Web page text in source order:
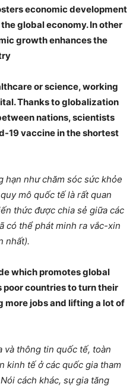
economic development
global economy. In other
growth enhances the
or science, working
Thanks to globalization
nations, scientists
19 vaccine in the shortest
hạn như chăm sóc sức khỏe
mô quốc tế là rất quan
thức được chia sẻ giữa các
có thể phát minh ra vắc-xin
nhất).
which promotes global
poor countries to turn their
more jobs and lifting a lot of
và thông tin quốc tế, toàn
kinh tế ở các quốc gia tham
cách khác, sự gia tăng